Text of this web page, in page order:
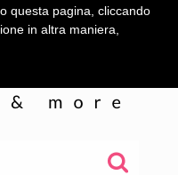
questa pagina, cliccando
in altra maniera,